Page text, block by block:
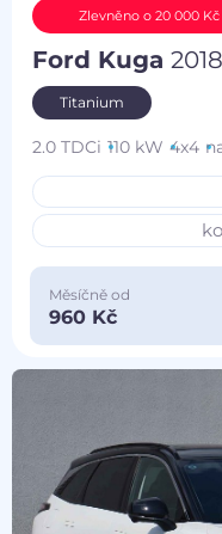
Zlevněno o 20 000 Kč
Ford Kuga2018
Titanium
2.0 TDCi 110 kW 4x4
Měsíčně od
960 Kč